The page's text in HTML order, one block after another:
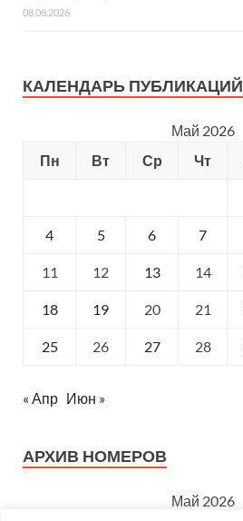
08.08.2026
КАЛЕНДАРЬ ПУБЛИКАЦИЙ
Май 2026
Пн
Вт Ср Чт
4 5 6 7
11 12 13 14
18 19 20 21
25 26 27 28
« Апр Июн »
АРХИВ НОМЕРОВ
Май 2026